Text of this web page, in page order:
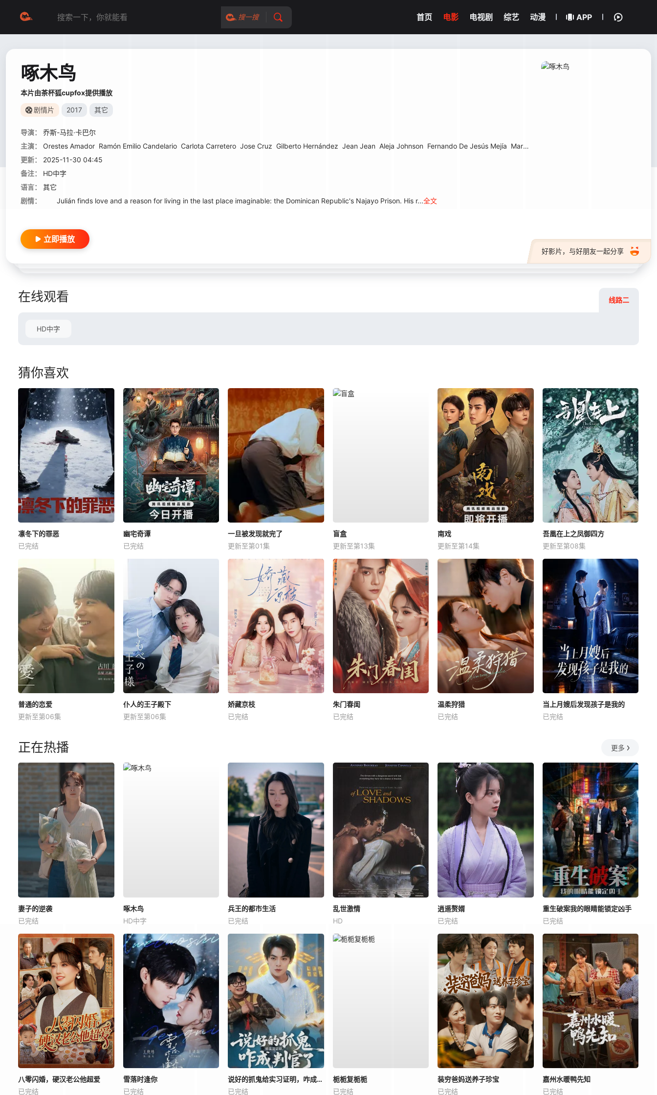
搜一搜 首页 电影 电视剧 综艺 动漫 APP
啄木鸟
本片由茶杯狐cupfox提供播放
剧情片 2017 其它
导演：
乔斯-马拉·卡巴尔
主演：
Orestes Amador Ramón Emilio Candelario Carlota Carretero Jose Cruz Gilberto Hernández Jean Jean Aleja Johnson Fernando De Jesús Mejía Mario Nunez
更新：
2025-11-30 04:45
备注：
HD中字
语言：
其它
剧情：
Julián finds love and a reason for living in the last place imaginable: the Dominican Republic's Najayo Prison. His r...全文
好影片，与好朋友一起分享
立即播放
在线观看 线路二
HD中字
猜你喜欢
凛冬下的罪恶
已完结
幽宅奇谭
已完结
一旦被发现就完了
更新至第01集
盲盒
更新至第13集
南戏
更新至第14集
吾凰在上之凤御四方
更新至第08集
普通的恋爱
更新至第06集
仆人的王子殿下
更新至第06集
娇藏京枝
已完结
朱门春闺
已完结
温柔狩猎
已完结
当上月嫂后发现孩子是我的
已完结
正在热播 更多
妻子的逆袭
已完结
啄木鸟
HD中字
兵王的都市生活
已完结
乱世激情
HD
逍遥赘婿
已完结
重生破案我的眼睛能锁定凶手
已完结
八零闪婚，硬汉老公他超爱
已完结
雪落时逢你
已完结
说好的抓鬼给实习证明，咋成判官了
已完结
栀栀复栀栀
已完结
装穷爸妈送养子珍宝
已完结
嘉州水暖鸭先知
已完结